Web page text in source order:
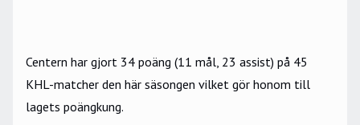
Centern har gjort 34 poäng (11 mål, 23 assist) på 45
KHL-matcher den här säsongen vilket gör honom till
lagets poängkung.